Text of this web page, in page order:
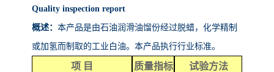
Quality inspection report
概述： 本产品是由石油润滑油馏份经过脱蜡，化学精制
或加氢而制取的工业白油。本产品执行行业标准。
项 目 质量指标 试验方法